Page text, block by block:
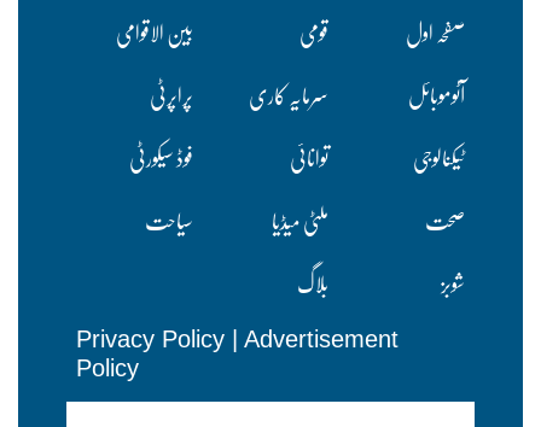
صفحہ اول قومی
بین الاقوامی
آٹوموبائل
سرمایہ کاری
پراپرٹی
ٹیکنالوجی
توانائی
فوڈ سیکورٹی
صحت
ملٹی میڈیا
سیاحت
شوبز
بلاگ
Privacy Policy
Advertisement
Policy